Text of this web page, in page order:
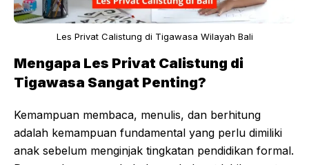
Les Privat Calistung di Tigawasa Wilayah Bali
Mengapa Les Privat Calistung di
Tigawasa Sangat Penting?
Kemampuan membaca, menulis, dan berhitung
adalah kemampuan fundamental yang perlu dimiliki
anak sebelum menginjak tingkatan pendidikan formal.